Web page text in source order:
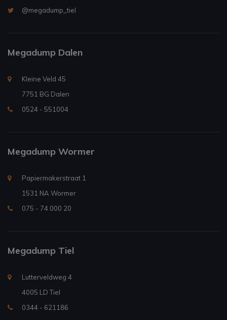
@megadump_tiel
Megadump Dalen
Kleine Veld 45
7751 BG Dalen
0524 - 551004
Megadump Wormer
Papiermakerstraat 1
1531 NA Wormer
075 - 74 000 20
Megadump Tiel
Lutterveldweg 4
4005 LD Tiel
0344 - 621186